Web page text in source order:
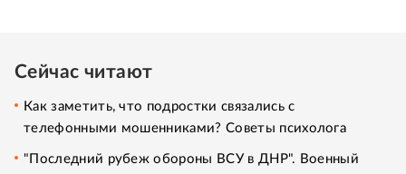
Сейчас читают
Как заметить, что подростки связались с
телефонными мошенниками? Советы психолога
"Последний рубеж обороны ВСУ в ДНР". Военный